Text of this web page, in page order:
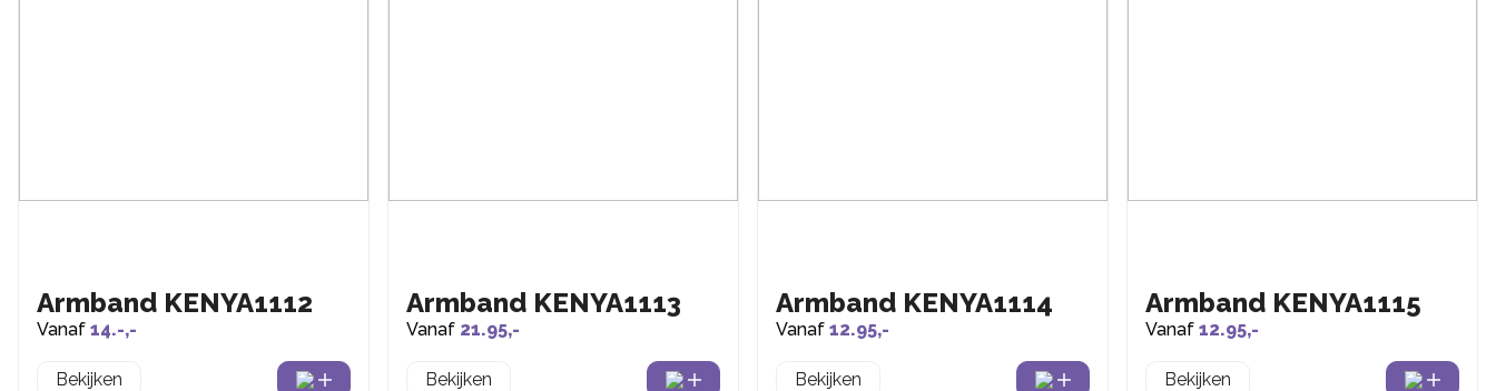
Armband KENYA1112
Vanaf 14.-,-
Bekijken
Armband KENYA1113
Vanaf 21.95,-
Bekijken
Armband KENYA1114
Vanaf 12.95,-
Bekijken
Armband KENYA1115
Vanaf 12.95,-
Bekijken